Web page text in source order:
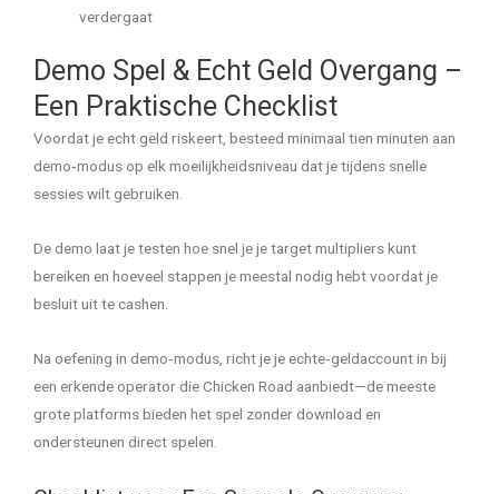
verdergaat
Demo Spel & Echt Geld Overgang –
Een Praktische Checklist
Voordat je echt geld riskeert, besteed minimaal tien minuten aan
demo‑modus op elk moeilijkheidsniveau dat je tijdens snelle
sessies wilt gebruiken.
De demo laat je testen hoe snel je je target multipliers kunt
bereiken en hoeveel stappen je meestal nodig hebt voordat je
besluit uit te cashen.
Na oefening in demo‑modus, richt je je echte‑geldaccount in bij
een erkende operator die Chicken Road aanbiedt—de meeste
grote platforms bieden het spel zonder download en
ondersteunen direct spelen.